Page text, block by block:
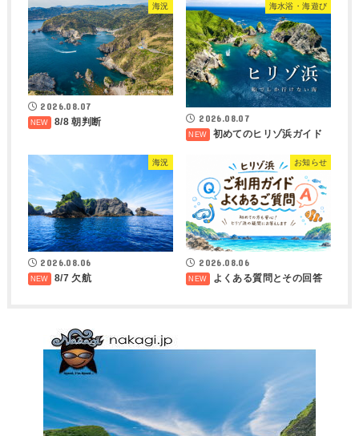
海況
2026.08.07
8/8 朝判断
海水浴・海遊び
2026.08.07
初めてのヒリゾ浜ガイド
海況
2026.08.06
8/7 欠航
お知らせ
2026.08.06
よくある質問とその回答